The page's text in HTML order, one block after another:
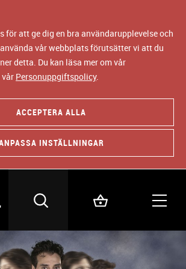
för att ge dig en bra användarupplevelse och
vår webbplats förutsätter vi att du
detta. Du kan läsa mer om vår
Personuppgiftspolicy.
ACCEPTERA ALLA
INSTÄLLNINGAR